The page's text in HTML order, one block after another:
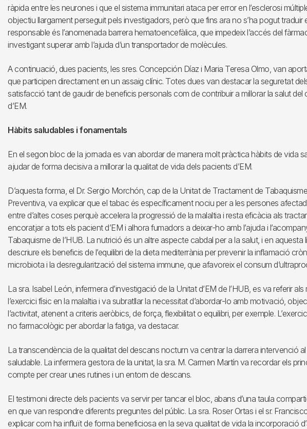
ràpida entre les neurones i que el sistema immunitari ataca per error en l’esclerosi
objectiu llargament perseguit pels investigadors, però que fins ara no s’ha pogut traduir
responsable és l’anomenada barrera hematoencefàlica, que impedeix l’accés del
investigant superar amb l’ajuda d’un transportador de molècules.
A continuació, dues pacients, les sres. Concepción Díaz i Maria Teresa Olmo, van
que participen directament en un assaig clínic. Totes dues van destacar la seguretat
satisfacció tant de gaudir de beneficis personals com de contribuir a millorar la salut del
d’EM.
Hàbits saludables i fonamentals
En el segon bloc de la jornada es van abordar de manera molt pràctica hàbits de vida
ajudar de forma decisiva a millorar la qualitat de vida dels pacients d’EM.
D’aquesta forma, el Dr. Sergio Morchón, cap de la Unitat de Tractament de
Preventiva, va explicar que el tabac és específicament nociu per a les persones
entre d’altes coses perquè accelera la progressió de la malaltia i resta eficàcia als
encoratjar a tots els pacient d’EM i alhora fumadors a deixar-ho amb l’ajuda i
Tabaquisme de l’HUB. La nutrició és un altre aspecte cabdal per a la salut, i en aquesta
descriure els beneficis de l’equilibri de la dieta mediterrània per prevenir la inflamació
microbiota i la desregularització del sistema immune, que afavoreix el consum
La sra. Isabel León, infermera d’investigació de la Unitat d’EM de l’HUB, es va referir
l’exercici físic en la malaltia i va subratllar la necessitat d’abordar-lo amb motivació,
l’activitat, atenent a criteris aeròbics, de força, flexibilitat o equilibri, per exemple.
no farmacològic per abordar la fatiga, va destacar.
La transcendència de la qualitat del descans nocturn va centrar la darrera intervenció
saludable. La infermera gestora de la unitat, la sra. M. Carmen Martín va recordar els
compte per crear unes rutines i un entorn de descans.
El testimoni directe dels pacients va servir per tancar el bloc, abans d’una taula
en que van respondre diferents preguntes del públic. La sra. Roser Ortas i el sr.
explicar com ha influït de forma beneficiosa en la seva qualitat de vida la incorporació